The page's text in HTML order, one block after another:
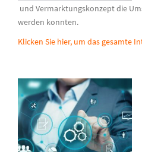
und Vermarktungskonzept die
werden konnten.
Klicken Sie hier, um das gesamte